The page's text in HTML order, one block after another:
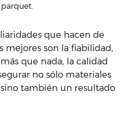
que hacen de
mejores son la fiabilidad,
que nada, la calidad
no sólo materiales
también un resultado